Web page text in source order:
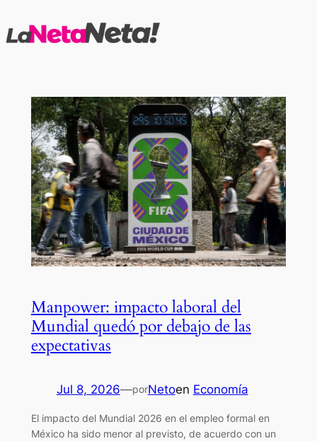
al
Manpower: impacto laboral del
Mundial quedó por debajo de las
expectativas
Jul 8, 2026—porNetoen Economía
El impacto del Mundial 2026 en el empleo formal en
México ha sido menor al previsto, de acuerdo con un